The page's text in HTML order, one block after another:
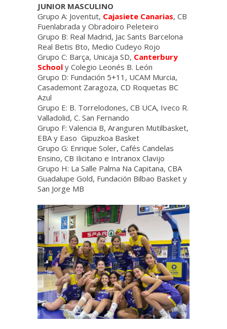
JUNIOR MASCULINO
Grupo A: Joventut, Cajasiete Canarias, CB
Fuenlabrada y Obradoiro Peleteiro
Grupo B: Real Madrid, Jac Sants Barcelona
Real Betis Bto, Medio Cudeyo Rojo
Grupo C: Barça, Unicaja SD, Canterbury
School y Colegio Leonés B. León
Grupo D: Fundación 5+11, UCAM Murcia,
Casademont Zaragoza, CD Roquetas BC
Azul
Grupo E: B. Torrelodones, CB UCA, Iveco R.
Valladolid, C. San Fernando
Grupo F: Valencia B, Aranguren Mutilbasket,
EBA y Easo Gipuzkoa Basket
Grupo G: Enrique Soler, Cafés Candelas
Ensino, CB Ilicitano e Intranox Clavijo
Grupo H: La Salle Palma Na Capitana, CBA
Guadalupe Gold, Fundación Bilbao Basket y
San Jorge MB